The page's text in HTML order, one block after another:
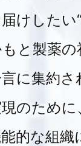
けしたい
と製薬の
に集約さ
のために
的な組織